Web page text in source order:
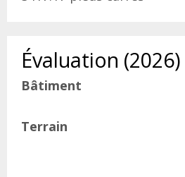
Évaluation (2026)
Bâtiment
Terrain